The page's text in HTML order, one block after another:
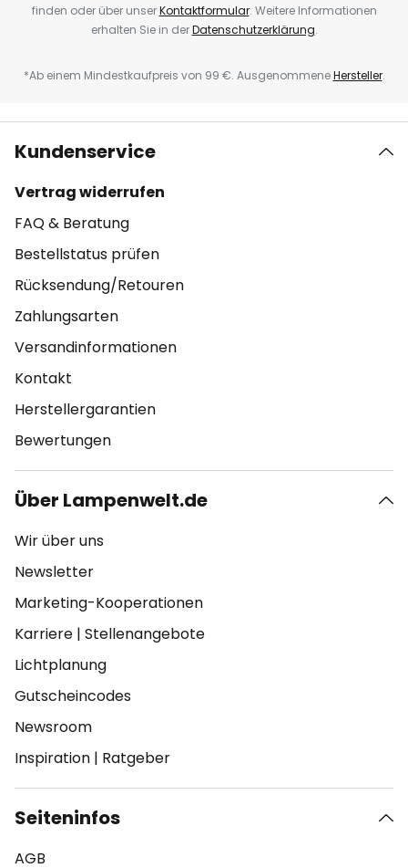
finden oder über unserKontaktformular. Weitere Informationen
erhalten Sie in derDatenschutzerklärung.
*Ab einem Mindestkaufpreis von 99 €. AusgenommeneHersteller.
Kundenservice
Vertrag widerrufen
FAQ & Beratung
Bestellstatus prüfen
Rücksendung/Retouren
Zahlungsarten
Versandinformationen
Kontakt
Herstellergarantien
Bewertungen
Über Lampenwelt.de
Wir über uns
Newsletter
Marketing-Kooperationen
Karriere | Stellenangebote
Lichtplanung
Gutscheincodes
Newsroom
Inspiration | Ratgeber
Seiteninfos
AGB